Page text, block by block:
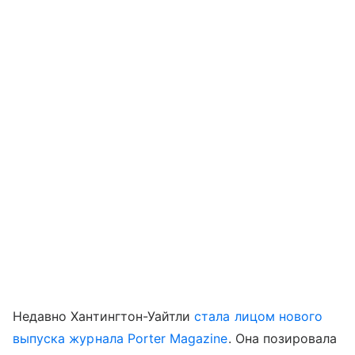
Недавно Хантингтон-Уайтлистала лицом нового
выпуска журнала Porter Magazine. Она позировала